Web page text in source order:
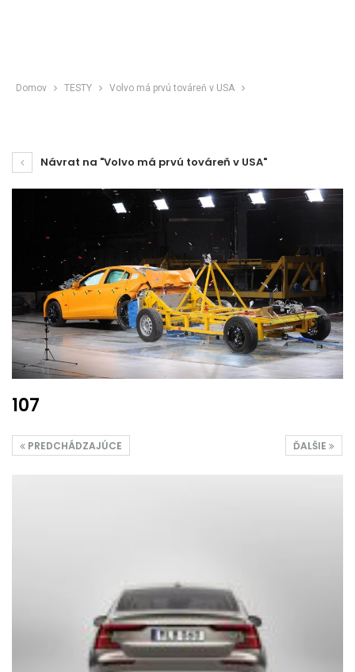
Domov TESTY Volvo má prvú továreň v USA
Návrat na "Volvo má prvú továreň v USA"
107
ĎALŠIE
PREDCHÁDZAJÚCE